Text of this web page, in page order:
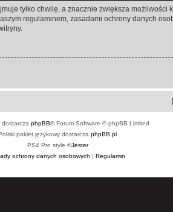
tylko chwilę, a znacznie zwiększa możliwości
regulaminem, zasadami ochrony danych
dostarcza phpBB® Forum Software © phpBB Limited
pakiet językowy dostarcza phpBB.pl
PS4 Pro style ©Jester
ochrony danych osobowych | Regulamin